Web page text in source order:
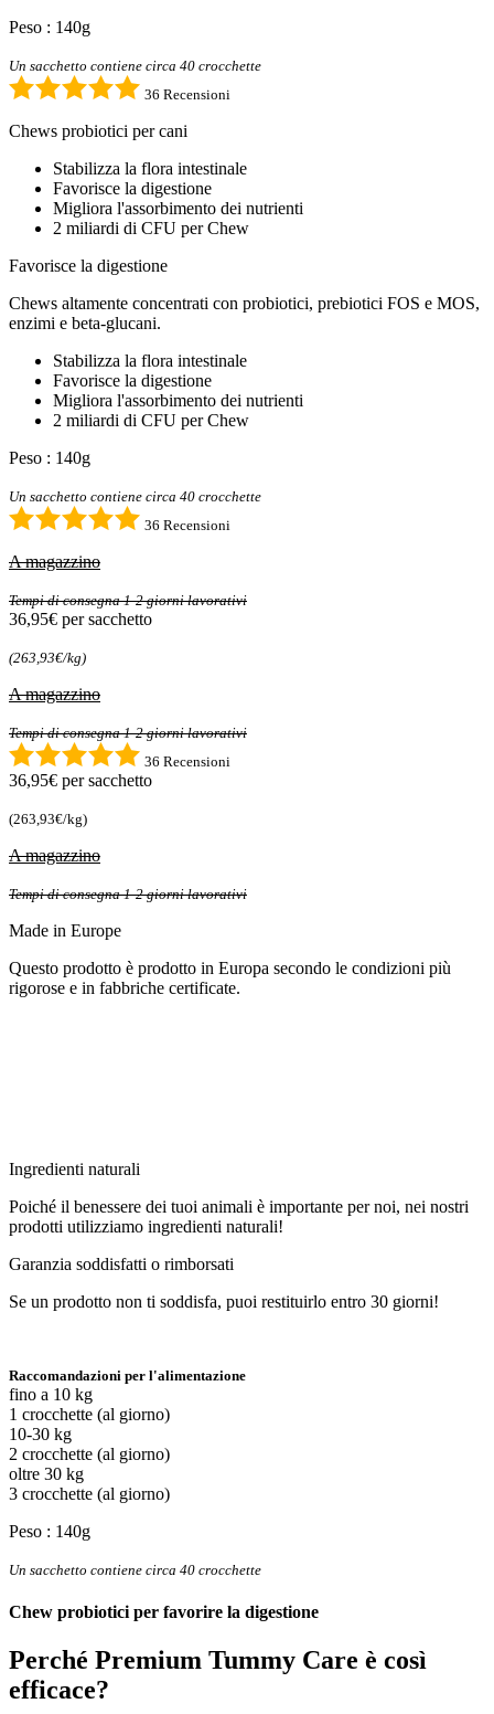
Peso : 140g
Un sacchetto contiene circa 40 crocchette
36 Recensioni
Chews probiotici per cani
Stabilizza la flora intestinale
Favorisce la digestione
Migliora l'assorbimento dei nutrienti
2 miliardi di CFU per Chew
Favorisce la digestione
Chews altamente concentrati con probiotici, prebiotici FOS e MOS,
enzimi e beta-glucani.
Stabilizza la flora intestinale
Favorisce la digestione
Migliora l'assorbimento dei nutrienti
2 miliardi di CFU per Chew
Peso : 140g
Un sacchetto contiene circa 40 crocchette
36 Recensioni
A magazzino
Tempi di consegna 1-2 giorni lavorativi
36,95€ per sacchetto
(263,93€/kg)
A magazzino
Tempi di consegna 1-2 giorni lavorativi
36 Recensioni
36,95€ per sacchetto
(263,93€/kg)
A magazzino
Tempi di consegna 1-2 giorni lavorativi
Made in Europe
Questo prodotto è prodotto in Europa secondo le condizioni più
rigorose e in fabbriche certificate.
Ingredienti naturali
Poiché il benessere dei tuoi animali è importante per noi, nei nostri
prodotti utilizziamo ingredienti naturali!
Garanzia soddisfatti o rimborsati
Se un prodotto non ti soddisfa, puoi restituirlo entro 30 giorni!
Raccomandazioni per l'alimentazione
fino a 10 kg
1 crocchette (al giorno)
10-30 kg
2 crocchette (al giorno)
oltre 30 kg
3 crocchette (al giorno)
Peso : 140g
Un sacchetto contiene circa 40 crocchette
Chew probiotici per favorire la digestione
Perché Premium Tummy Care è così
efficace?